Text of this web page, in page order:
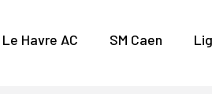
Le Havre AC SM Caen